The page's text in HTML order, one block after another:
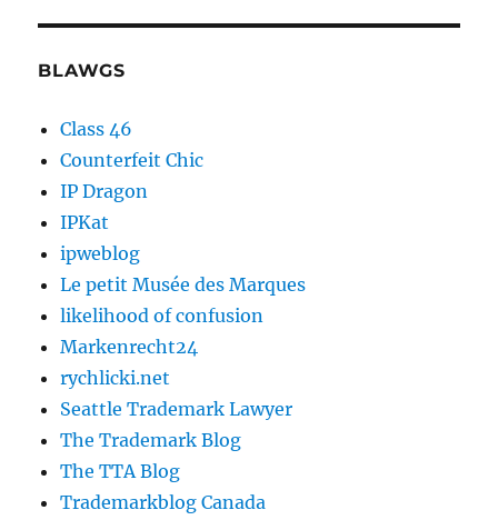
BLAWGS
Class 46
Counterfeit Chic
IP Dragon
IPKat
ipweblog
Le petit Musée des Marques
likelihood of confusion
Markenrecht24
rychlicki.net
Seattle Trademark Lawyer
The Trademark Blog
The TTA Blog
Trademarkblog Canada